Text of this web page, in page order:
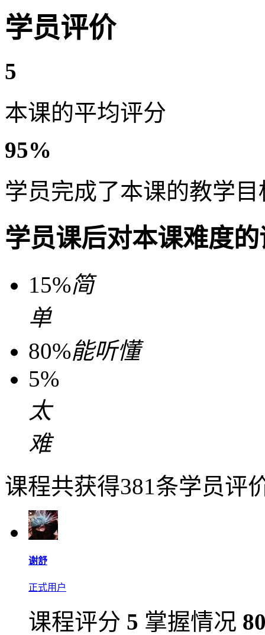
学员评价
5
本课的平均评分
95%
学员完成了本课的教学目
学员课后对本课难度
15%简
单
80%能听懂
5%
太
难
课程共获得381条学员评
谢舒
正式用户
课程评分 5 掌握情况